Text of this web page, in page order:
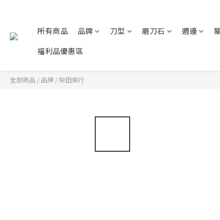
所有商品 品牌 刀型 磨刀石 週邊
福利品優惠區
全部商品 / 品牌 /柴田崇行